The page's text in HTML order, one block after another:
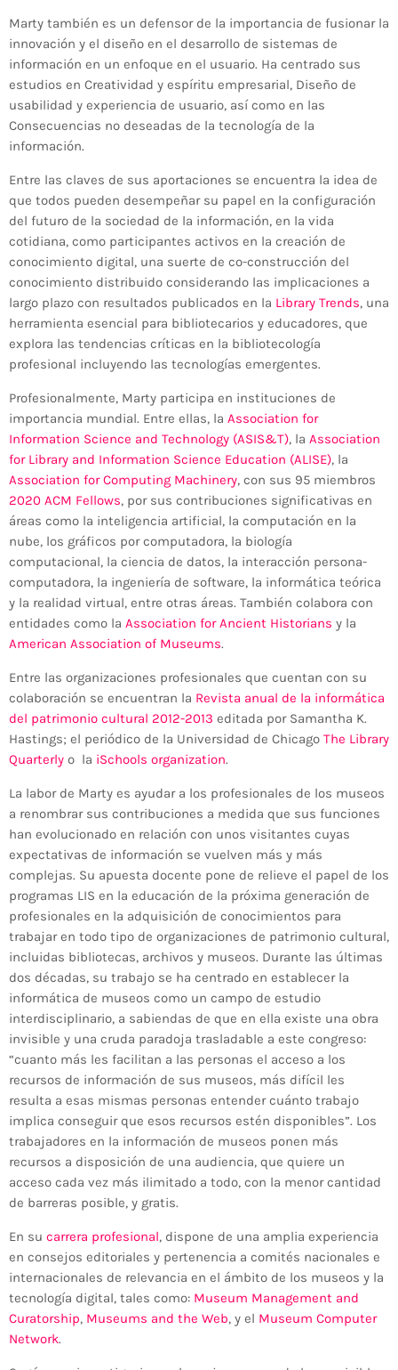
Marty también es un defensor de la importancia de fusionar la
innovación y el diseño en el desarrollo de sistemas de
información en un enfoque en el usuario. Ha centrado sus
estudios en Creatividad y espíritu empresarial, Diseño de
usabilidad y experiencia de usuario, así como en las
Consecuencias no deseadas de la tecnología de la
información.
Entre las claves de sus aportaciones se encuentra la idea de
que todos pueden desempeñar su papel en la configuración
del futuro de la sociedad de la información, en la vida
cotidiana, como participantes activos en la creación de
conocimiento digital, una suerte de co-construcción del
conocimiento distribuido considerando las implicaciones a
largo plazo con resultados publicados en la Library Trends, una
herramienta esencial para bibliotecarios y educadores, que
explora las tendencias críticas en la bibliotecología
profesional incluyendo las tecnologías emergentes.
Profesionalmente, Marty participa en instituciones de
importancia mundial. Entre ellas, la Association for
Information Science and Technology (ASIS&T), la Association
for Library and Information Science Education (ALISE), la
Association for Computing Machinery, con sus 95 miembros
2020 ACM Fellows, por sus contribuciones significativas en
áreas como la inteligencia artificial, la computación en la
nube, los gráficos por computadora, la biología
computacional, la ciencia de datos, la interacción persona-
computadora, la ingeniería de software, la informática teórica
y la realidad virtual, entre otras áreas. También colabora con
entidades como la Association for Ancient Historians y la
American Association of Museums.
Entre las organizaciones profesionales que cuentan con su
colaboración se encuentran la Revista anual de la informática
del patrimonio cultural 2012-2013 editada por Samantha K.
Hastings; el periódico de la Universidad de Chicago The Library
Quarterly o la iSchools organization.
La labor de Marty es ayudar a los profesionales de los museos
a renombrar sus contribuciones a medida que sus funciones
han evolucionado en relación con unos visitantes cuyas
expectativas de información se vuelven más y más
complejas. Su apuesta docente pone de relieve el papel de los
programas LIS en la educación de la próxima generación de
profesionales en la adquisición de conocimientos para
trabajar en todo tipo de organizaciones de patrimonio cultural,
incluidas bibliotecas, archivos y museos. Durante las últimas
dos décadas, su trabajo se ha centrado en establecer la
informática de museos como un campo de estudio
interdisciplinario, a sabiendas de que en ella existe una obra
invisible y una cruda paradoja trasladable a este congreso:
“cuanto más les facilitan a las personas el acceso a los
recursos de información de sus museos, más difícil les
resulta a esas mismas personas entender cuánto trabajo
implica conseguir que esos recursos estén disponibles”. Los
trabajadores en la información de museos ponen más
recursos a disposición de una audiencia, que quiere un
acceso cada vez más ilimitado a todo, con la menor cantidad
de barreras posible, y gratis.
En su carrera profesional, dispone de una amplia experiencia
en consejos editoriales y pertenencia a comités nacionales e
internacionales de relevancia en el ámbito de los museos y la
tecnología digital, tales como: Museum Management and
Curatorship, Museums and the Web, y el Museum Computer
Network.